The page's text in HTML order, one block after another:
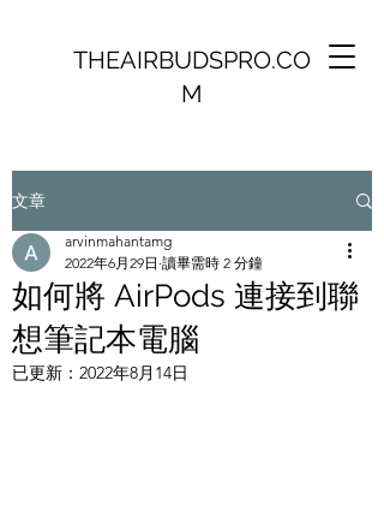
THEAIRBUDSPRO.CO
M
文章
如何將 AirPods 連接到聯
想筆記本電腦
arvinmahantamg
2022年6月29日 讀畢需時 2 分鐘
已更新： 2022年8月14日